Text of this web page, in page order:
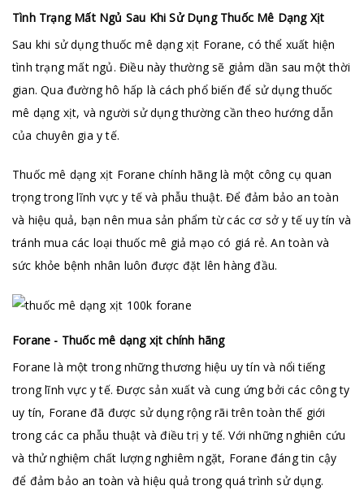
Tình Trạng Mất Ngủ Sau Khi Sử Dụng Thuốc Mê Dạng Xịt
Sau khi sử dụng thuốc mê dạng xịt Forane, có thể xuất hiện
tình trạng mất ngủ. Điều này thường sẽ giảm dần sau một thời
gian. Qua đường hô hấp là cách phổ biến để sử dụng thuốc
mê dạng xịt, và người sử dụng thường cần theo hướng dẫn
của chuyên gia y tế.
Thuốc mê dạng xịt Forane chính hãng là một công cụ quan
trọng trong lĩnh vực y tế và phẫu thuật. Để đảm bảo an toàn
và hiệu quả, bạn nên mua sản phẩm từ các cơ sở y tế uy tín và
tránh mua các loại thuốc mê giả mạo có giá rẻ. An toàn và
sức khỏe bệnh nhân luôn được đặt lên hàng đầu.
Forane - Thuốc mê dạng xịt chính hãng
Forane là một trong những thương hiệu uy tín và nổi tiếng
trong lĩnh vực y tế. Được sản xuất và cung ứng bởi các công ty
uy tín, Forane đã được sử dụng rộng rãi trên toàn thế giới
trong các ca phẫu thuật và điều trị y tế. Với những nghiên cứu
và thử nghiệm chất lượng nghiêm ngặt, Forane đáng tin cậy
để đảm bảo an toàn và hiệu quả trong quá trình sử dụng.